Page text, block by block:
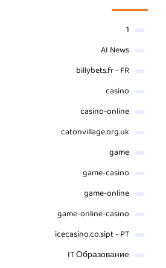
1
AI News
billybets.fr - FR
casino
casino-online
catonvillage.org.uk
game
game-casino
game-online
game-online-casino
icecasino.co.sipt - PT
IT Образование